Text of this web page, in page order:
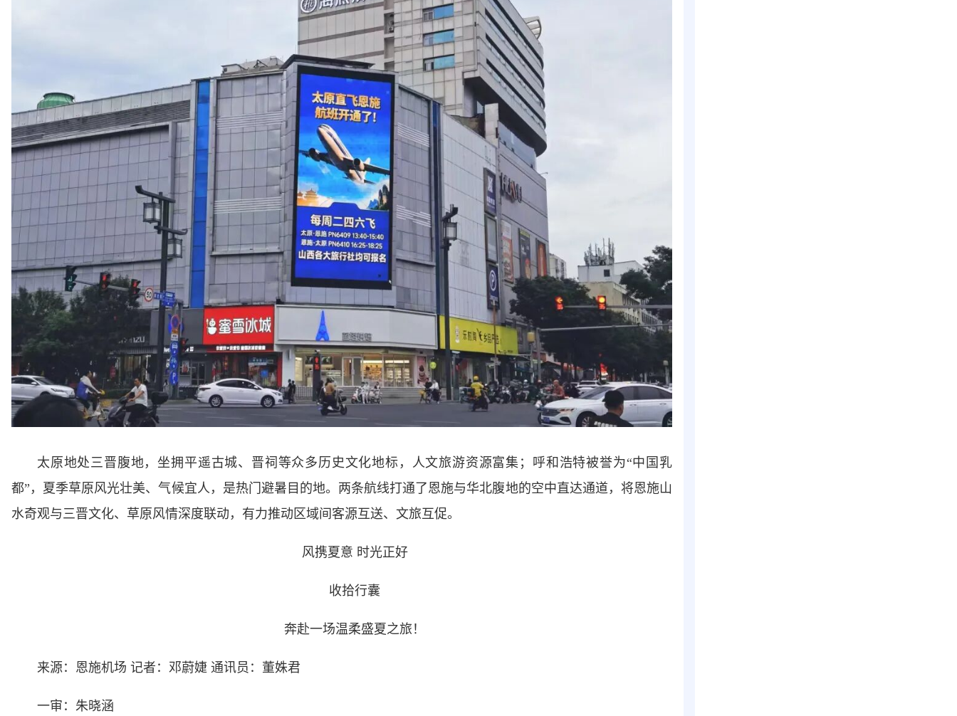
太原地处三晋腹地，坐拥平遥古城、晋祠等众多历史文化地标，人文旅游资源富集；呼和浩特被誉为“中国乳
都”，夏季草原风光壮美、气候宜人，是热门避暑目的地。两条航线打通了恩施与华北腹地的空中直达通道，将恩施山
水奇观与三晋文化、草原风情深度联动，有力推动区域间客源互送、文旅互促。
风携夏意 时光正好
收拾行囊
奔赴一场温柔盛夏之旅！
来源：恩施机场 记者：邓蔚婕 通讯员：董姝君
一审：朱晓涵